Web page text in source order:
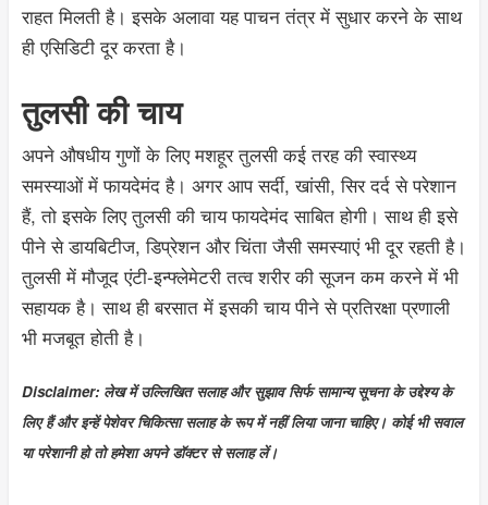
राहत मिलती है। इसके अलावा यह पाचन तंत्र में सुधार करने के साथ
ही एसिडिटी दूर करता है।
तुलसी की चाय
अपने औषधीय गुणों के लिए मशहूर तुलसी कई तरह की स्वास्थ्य
समस्याओं में फायदेमंद है। अगर आप सर्दी, खांसी, सिर दर्द से परेशान
हैं, तो इसके लिए तुलसी की चाय फायदेमंद साबित होगी। साथ ही इसे
पीने से डायबिटीज, डिप्रेशन और चिंता जैसी समस्याएं भी दूर रहती है।
तुलसी में मौजूद एंटी-इन्फ्लेमेटरी तत्व शरीर की सूजन कम करने में भी
सहायक है। साथ ही बरसात में इसकी चाय पीने से प्रतिरक्षा प्रणाली
भी मजबूत होती है।
Disclaimer: लेख में उल्लिखित सलाह और सुझाव सिर्फ सामान्य सूचना के उद्देश्य के
लिए हैं और इन्हें पेशेवर चिकित्सा सलाह के रूप में नहीं लिया जाना चाहिए। कोई भी सवाल
या परेशानी हो तो हमेशा अपने डॉक्टर से सलाह लें।